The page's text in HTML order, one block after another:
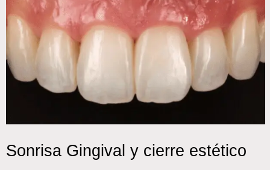
Sonrisa Gingival y cierre estético